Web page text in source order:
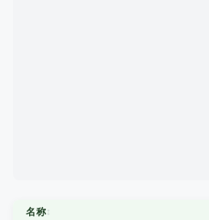
名称↕